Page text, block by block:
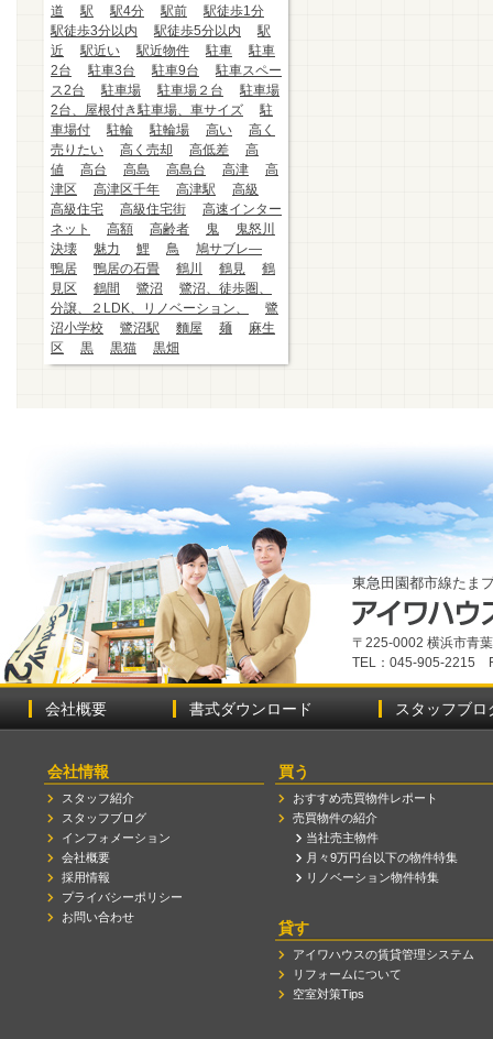
道
駅 駅4分 駅前
駅徒歩1分
駅徒歩3分以内
駅徒歩5分以内
駅
近
駅近い 駅近物件 駐車
駐車
2台
駐車3台 駐車9台
駐車スペー
ス2台
駐車場 駐車場２台
駐車場
2台、屋根付き駐車場、車サイズ
駐
車場付
駐輪 駐輪場 高い
高く
売りたい
高く売却 高低差
高
値
高台 高島 高島台 高津
高
津区
高津区千年 高津駅
高級
高級住宅
高級住宅街
高速インター
ネット
高額 高齢者 鬼
鬼怒川
決壊
魅力 鯉 鳥
鳩サブレ―
鴨居
鴨居の石畳 鶴川 鶴見
鶴
見区
鶴間 鷺沼
鷺沼、徒歩圏、
分譲、２LDK、リノベーション、
鷺
沼小学校
鷺沼駅 麵屋 麺
麻生
区
黒 黒猫 黒畑
東急田園都市線たま
〒225-0002 横浜市青
TEL：045-905-2215
会社概要 書式ダウンロード スタッフブロ
会社情報
スタッフ紹介
スタッフブログ
インフォメーション
会社概要
採用情報
プライバシーポリシー
お問い合わせ
買う
おすすめ売買物件レポート
売買物件の紹介
当社売主物件
月々9万円台以下の物件特集
リノベーション物件特集
貸す
アイワハウスの賃貸管理システム
リフォームについて
空室対策Tips